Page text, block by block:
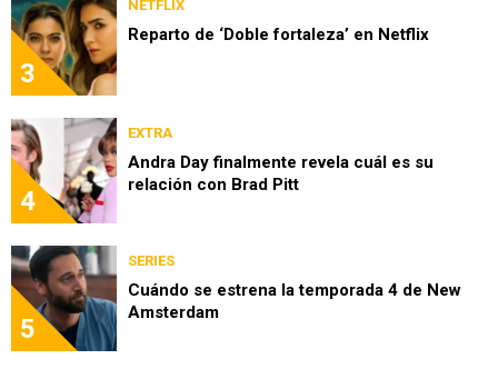
3
NETFLIX
Reparto de ‘Doble fortaleza’ en Netflix
4
EXTRA
Andra Day finalmente revela cuál es su
relación con Brad Pitt
5
SERIES
Cuándo se estrena la temporada 4 de New
Amsterdam